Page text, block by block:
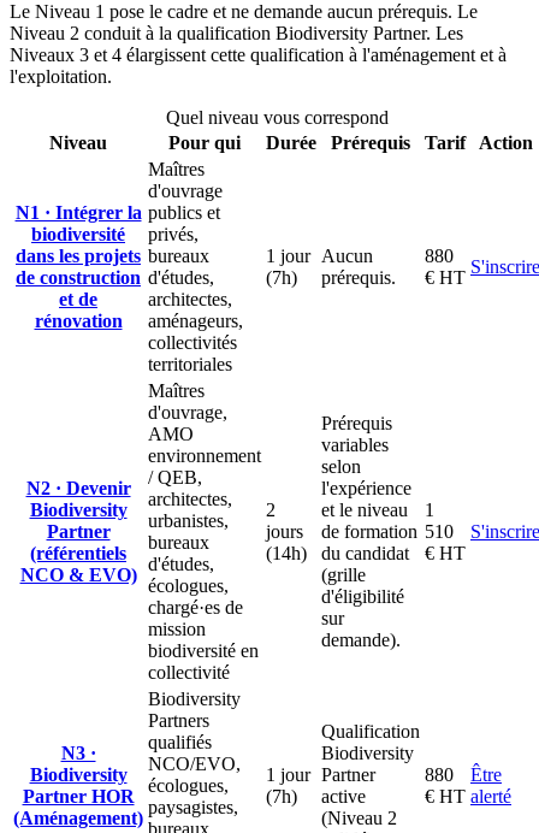
Le Niveau 1 pose le cadre et ne demande aucun prérequis. Le
Niveau 2 conduit à la qualification Biodiversity Partner. Les
Niveaux 3 et 4 élargissent cette qualification à l'aménagement et à
l'exploitation.
Quel niveau vous correspond
Niveau
Pour qui Durée Prérequis Tarif Action
N1 · Intégrer la
biodiversité
dans les projets
de construction
et de
rénovation
Maîtres
d'ouvrage
publics et
privés,
bureaux
d'études,
architectes,
aménageurs,
collectivités
territoriales
1 jour
(7h)
Aucun
prérequis.
880
€ HT
S'inscrire
N2 · Devenir
Biodiversity
Partner
(référentiels
NCO & EVO)
Maîtres
d'ouvrage,
AMO
environnement
/ QEB,
architectes,
urbanistes,
bureaux
d'études,
écologues,
chargé·es de
mission
biodiversité en
collectivité
2
jours
(14h)
Prérequis
variables
selon
l'expérience
et le niveau
de formation
du candidat
(grille
d'éligibilité
sur
demande).
1
510
€ HT
S'inscrire
N3 ·
Biodiversity
Partner HOR
(Aménagement)
Biodiversity
Partners
qualifiés
NCO/EVO,
écologues,
paysagistes,
1 jour
(7h)
Qualification
Biodiversity
Partner
active
(Niveau 2
880
€ HT
Être
alerté